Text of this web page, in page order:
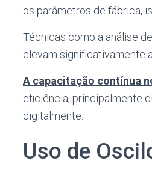
os parâmetros de fábrica,
Técnicas como a análise
elevam significativamente
A capacitação contínua
eficiência, principalmente
digitalmente.
Uso de